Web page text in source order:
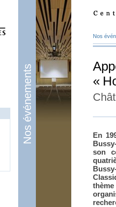
Nos événements
Nos
«
En
son